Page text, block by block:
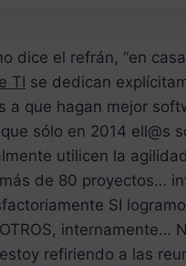
dice el refrán, “en
TI se dedican
a que hagan mejor
sólo en 2014 ell@s
utilicen la
de 80 proyectos…
SI
internamente…
refiriendo a las